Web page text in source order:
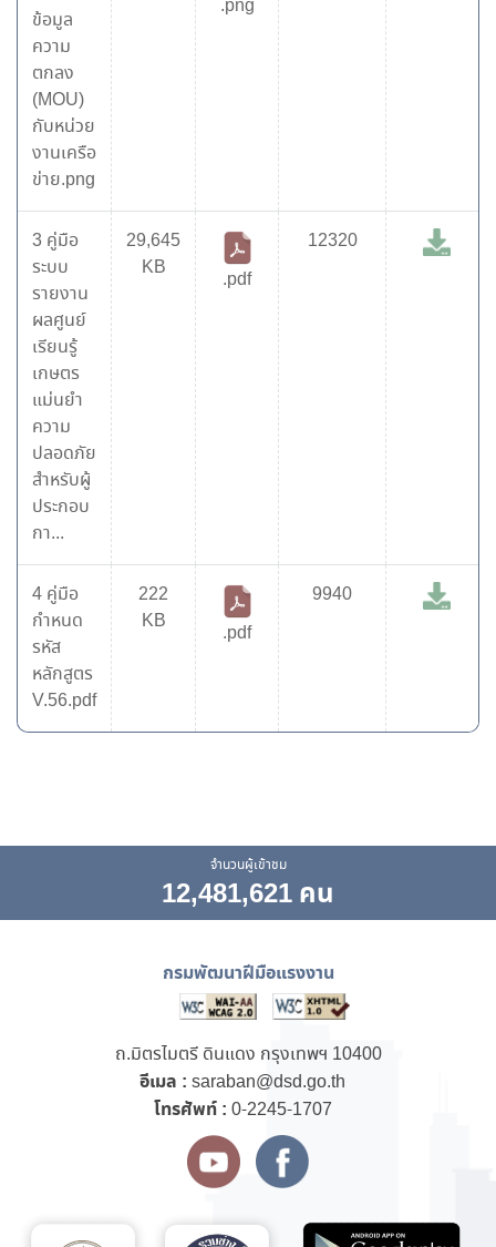
ข้อมูล
ความ
ตกลง
(MOU)
กับหน่วย
งานเครือ
ข่าย.png
.png
3 คู่มือ
ระบบ
รายงาน
ผลศูนย์
เรียนรู้
เกษตร
แม่นยำ
ความ
ปลอดภัย
สำหรับผู้
ประกอบ
กา...
29,645
KB
.pdf
12320
4 คู่มือ
กำหนด
รหัส
หลักสูตร
V.56.pdf
222
KB
.pdf
9940
จำนวนผู้เข้าชม
12,481,621 คน
กรมพัฒนาฝีมือแรงงาน
ถ.มิตรไมตรี ดินแดง กรุงเทพฯ 10400
อีเมล : saraban@dsd.go.th
โทรศัพท์ : 0-2245-1707